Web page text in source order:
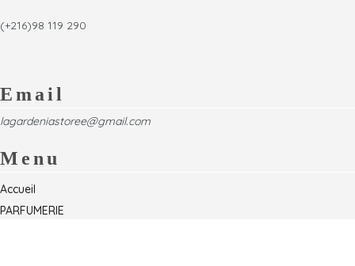
(+216)98 119 290
Email
lagardeniastoree@gmail.com
Menu
Accueil
PARFUMERIE